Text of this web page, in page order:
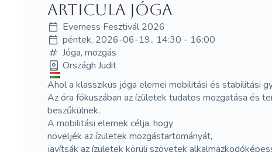
Articula Jóga
Everness Fesztivál 2026
péntek, 2026-06-19., 14:30 - 16:00
Jóga, mozgás
Országh Judit
Ahol a klasszikus jóga elemei mobilitási és stabilitási
Az óra fókuszában az ízületek tudatos mozgatása és
beszűkülnek.
A mobilitási elemek célja, hogy
növeljék az ízületek mozgástartományát,
javítsák az ízületek körüli szövetek